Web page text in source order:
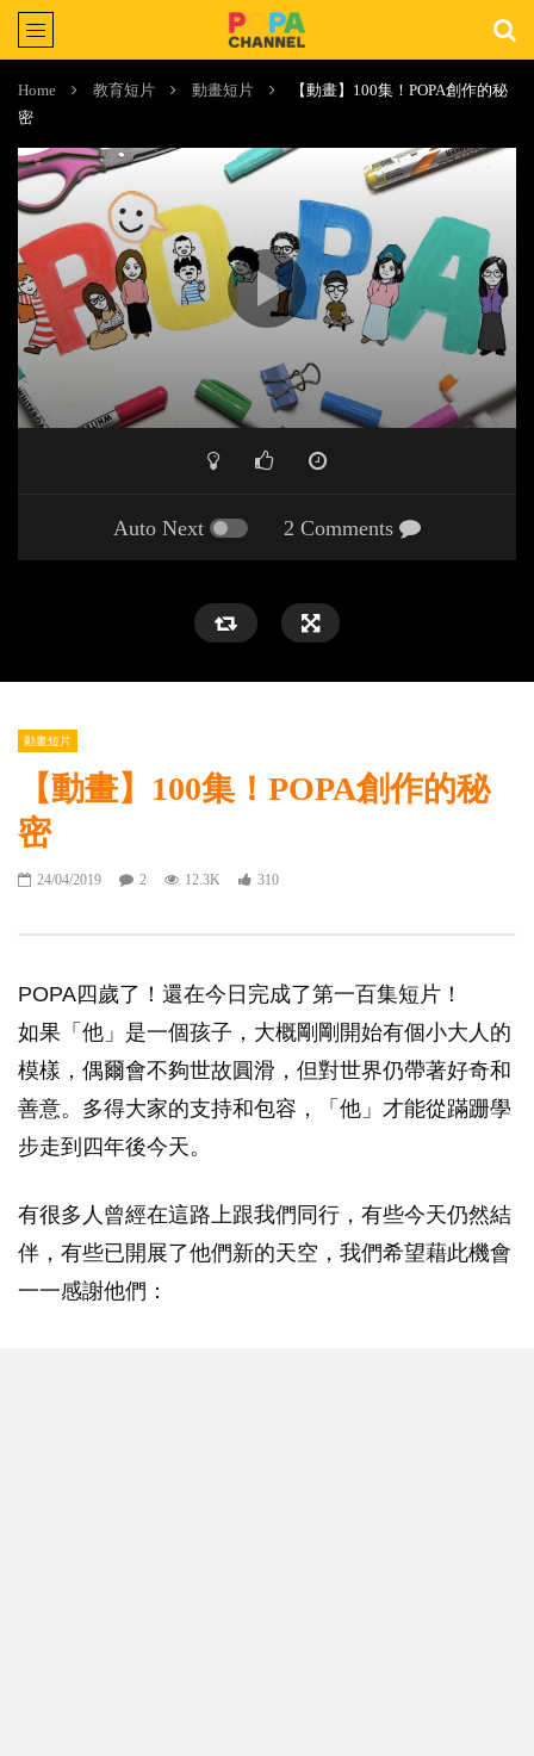
Home 教育短片 動畫短片
【動畫】100集！POPA創作的秘
密
Auto Next 2 Comments
動畫短片
【動畫】100集！POPA創作的秘
密
24/04/2019 2 12.3K 310
POPA四歲了！還在今日完成了第一百集短片！
如果「他」是一個孩子，大概剛剛開始有個小大人的
模樣，偶爾會不夠世故圓滑，但對世界仍帶著好奇和
善意。多得大家的支持和包容，「他」才能從蹣跚學
步走到四年後今天。
有很多人曾經在這路上跟我們同行，有些今天仍然結
伴，有些已開展了他們新的天空，我們希望藉此機會
一一感謝他們：